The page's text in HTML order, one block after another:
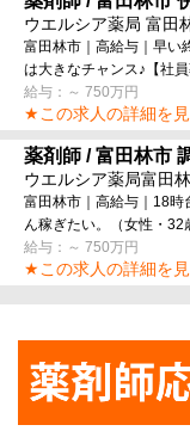
ウエルシア薬局 富田
富田林市｜高給与｜早い
は大きなチャンス♪【社員
給与：～ 750万円
★この求人の詳細を
薬剤師 / 富田林市
ウエルシア薬局富田
富田林市｜高給与｜18時
ん稼ぎたい。（女性・32
給与：～ 750万円
★この求人の詳細を